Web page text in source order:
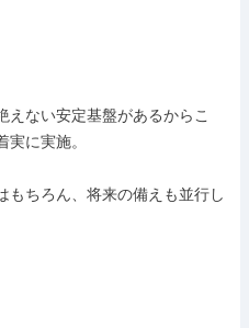
えない安定基盤があるからこ
に実施。
もちろん、将来の備えも並行し